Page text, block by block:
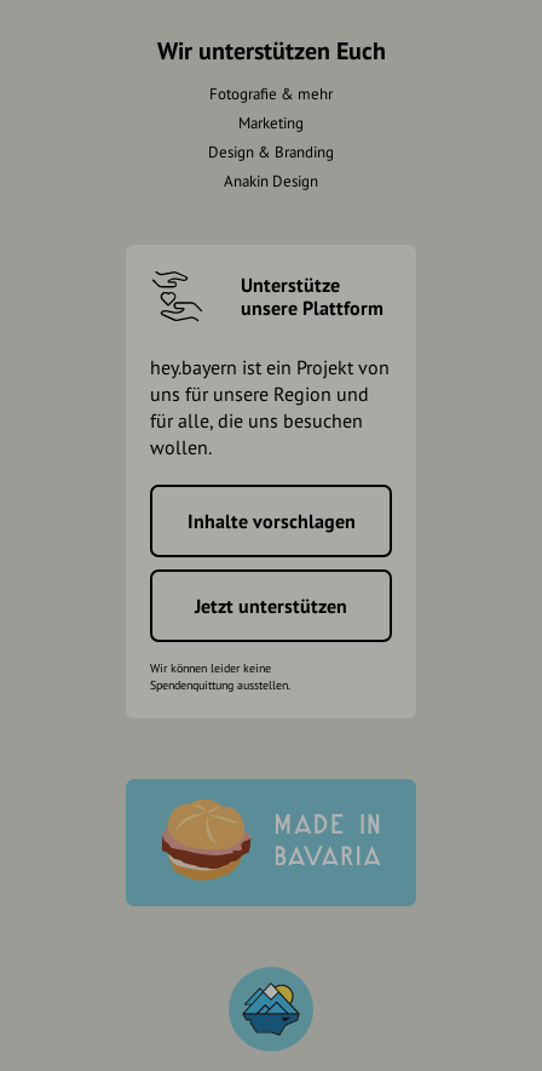
Wir unterstützen Euch
Fotografie & mehr
Marketing
Design & Branding
Anakin Design
Unterstütze
unsere Plattform
hey.bayern ist ein Projekt von
uns für unsere Region und
für alle, die uns besuchen
wollen.
Inhalte vorschlagen
Jetzt unterstützen
Wir können leider keine
Spendenquittung ausstellen.